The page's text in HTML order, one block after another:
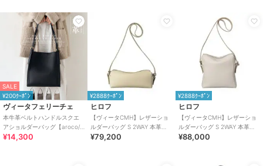
SALE
¥200ｸｰﾎﾟﾝ
ヴィータフェリーチェ
本牛革ベルトハンドルスクエ
アショルダーバッグ【aroco/
アロコ】
¥14,300
¥2888ｸｰﾎﾟﾝ
ヒロフ
【ヴィータCMH】レザーショ
ルダーバッグ S 2WAY 本革
（商品番号：P25－35530）
¥79,200
¥2888ｸｰﾎﾟﾝ
ヒロフ
【ヴィータCMH】レザーショ
ルダーバッグ S 2WAY 本革
（商品番号：P25－35531）
¥88,000